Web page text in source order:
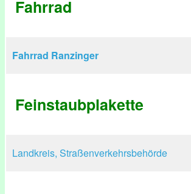
Fahrrad
Fahrrad Ranzinger
Feinstaubplakette
Landkreis, Straßenverkehrsbehörde